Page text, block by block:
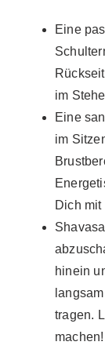
Eine
im
Eine
im
Dich
hinein
tragen.
machen!